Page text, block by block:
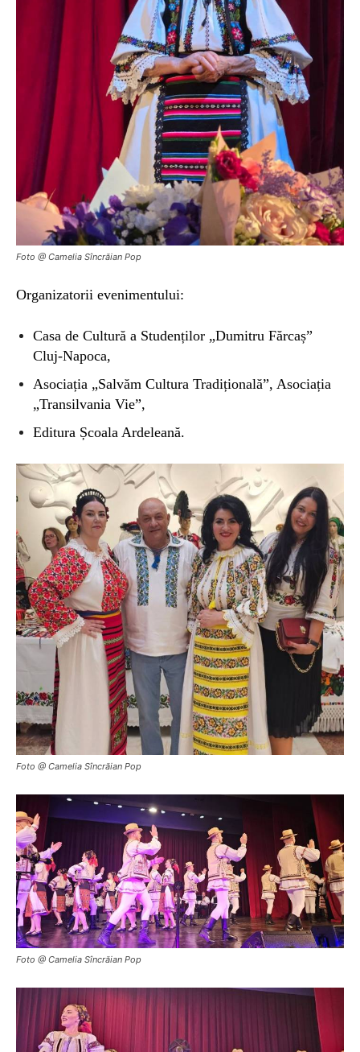
Foto @ Camelia Sîncrăian Pop
Organizatorii evenimentului:
Casa de Cultură a Studenților „Dumitru Fărcaș”
Cluj-Napoca,
Asociația „Salvăm Cultura Tradițională”, Asociația
„Transilvania Vie”,
Editura Școala Ardeleană.
Foto @ Camelia Sîncrăian Pop
Foto @ Camelia Sîncrăian Pop